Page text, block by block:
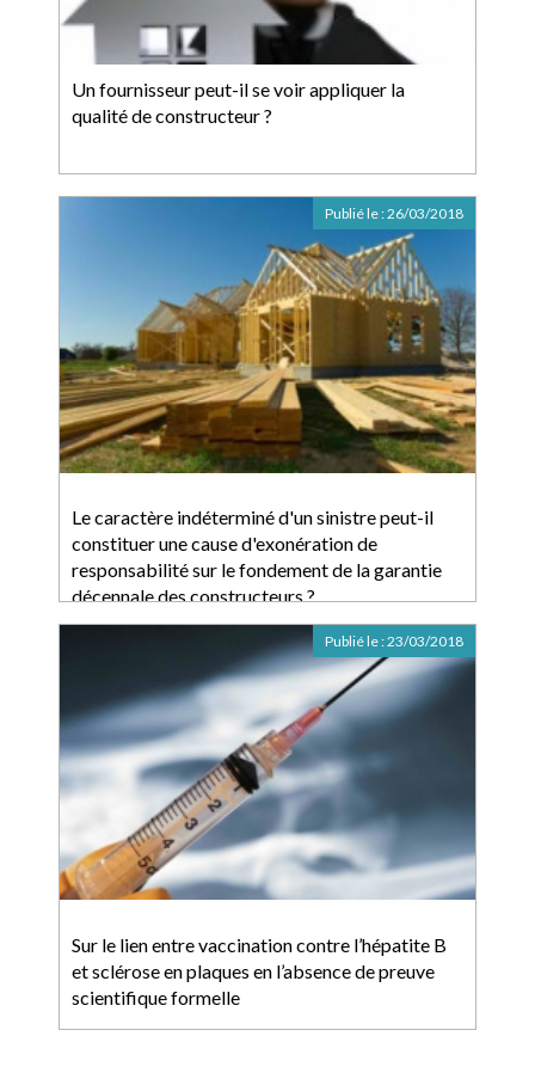
Un fournisseur peut-il se voir appliquer la
qualité de constructeur ?
Le caractère indéterminé d'un sinistre peut-il
constituer une cause d'exonération de
responsabilité sur le fondement de la garantie
décennale des constructeurs ?
Publié le :26/03/2018
Sur le lien entre vaccination contre l’hépatite B
et sclérose en plaques en l’absence de preuve
scientifique formelle
Publié le :23/03/2018